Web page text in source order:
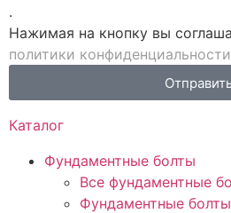
Каталог
Фундаментные болты
Все фундаментные
Фундаментные болты
.
Нажимая на кнопку вы
политики конфиденциальности